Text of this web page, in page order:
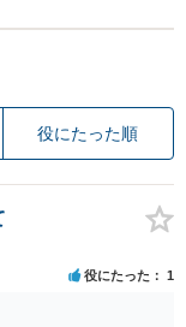
役にたった順
役にたった 1